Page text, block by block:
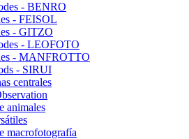
- BENRO
- FEISOL
- GITZO
- LEOFOTO
- MANFROTTO
- SIRUI
centrales
animales
macrofotografía